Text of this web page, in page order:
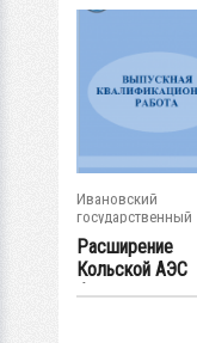
Ивановский
государственный
энергетический...
Расширение
Кольской АЭС
блоком ВВЭР-